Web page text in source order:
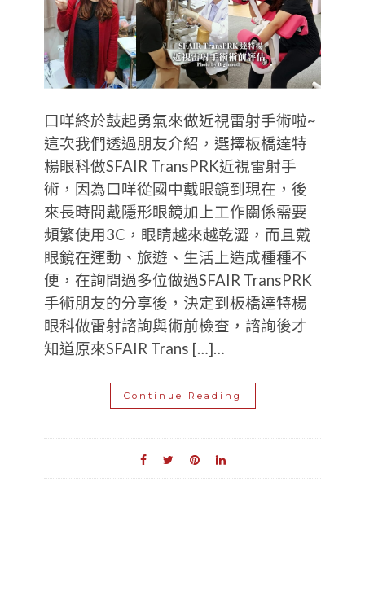
口咩終於鼓起勇氣來做近視雷射手術啦~
這次我們透過朋友介紹，選擇板橋達特
楊眼科做SFAIR TransPRK近視雷射手
術，因為口咩從國中戴眼鏡到現在，後
來長時間戴隱形眼鏡加上工作關係需要
頻繁使用3C，眼睛越來越乾澀，而且戴
眼鏡在運動、旅遊、生活上造成種種不
便，在詢問過多位做過SFAIR TransPRK
手術朋友的分享後，決定到板橋達特楊
眼科做雷射諮詢與術前檢查，諮詢後才
知道原來SFAIR Trans […]…
Continue Reading